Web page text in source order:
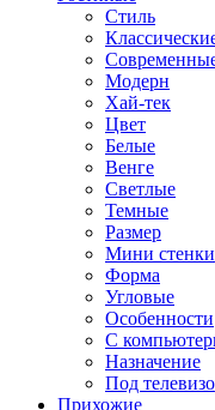
Стиль
Модерн
Хай-тек
Цвет
Белые
Венге
Светлые
Темные
Размер
Мини стенки
Форма
Угловые
Особенности
С
Назначение
Под
Прихожие